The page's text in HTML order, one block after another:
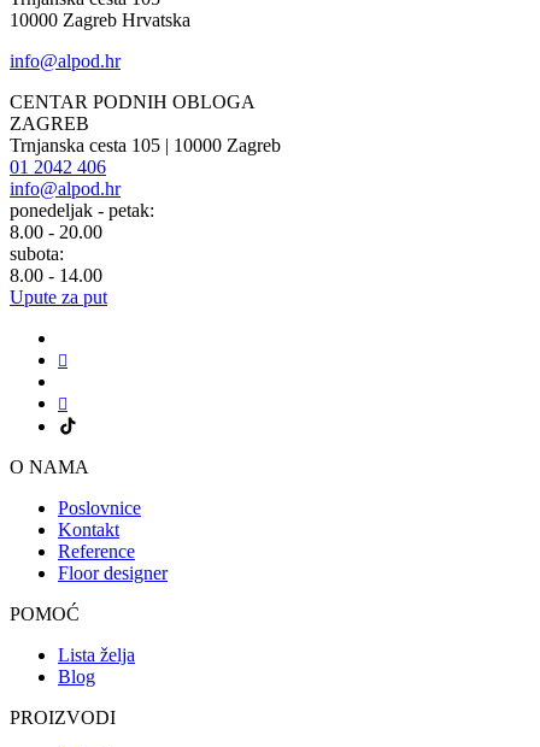
10000 Zagreb Hrvatska
info@alpod.hr
CENTAR PODNIH OBLOGA
ZAGREB
Trnjanska cesta 105 | 10000 Zagreb
01 2042 406
info@alpod.hr
ponedeljak - petak:
8.00 - 20.00
subota:
8.00 - 14.00
Upute za put
O NAMA
Poslovnice
Kontakt
Reference
Floor designer
POMOĆ
Lista želja
Blog
PROIZVODI